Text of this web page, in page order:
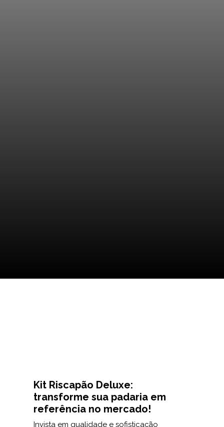
Kit Riscapão Deluxe:
transforme sua padaria em
referência no mercado!
Invista em qualidade e sofisticação